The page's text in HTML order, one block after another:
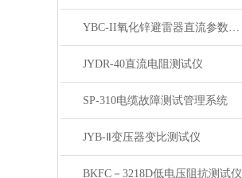
YBC-II氧化锌避雷器直流参数测试仪
JYDR-40直流电阻测试仪
SP-310电缆故障测试管理系统
JYB-Ⅱ变压器变比测试仪
BKFC－3218D低电压阻抗测试仪